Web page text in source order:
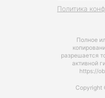
Полное
разрешается
активной
https://
Политика